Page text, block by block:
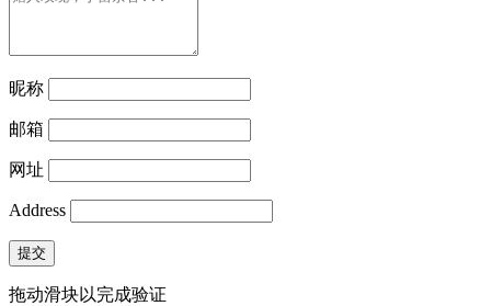
昵称
邮箱
网址
Address
提交
拖动滑块以完成验证